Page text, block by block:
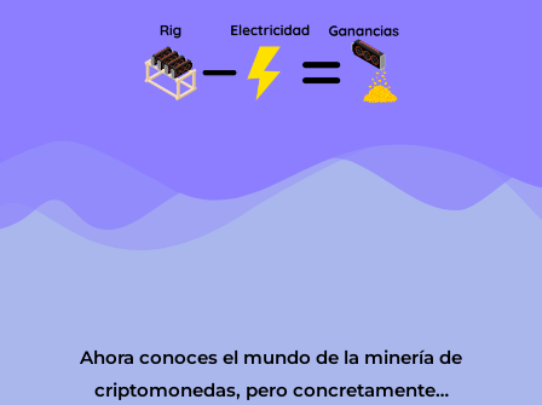
Ahora conoces el mundo de la minería de
criptomonedas, pero concretamente…